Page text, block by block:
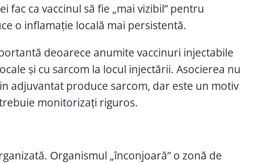
ca vaccinul să fie „mai vizibil” pentru
o inflamație locală mai persistentă.
deoarece anumite vaccinuri injectabile
și cu sarcom la locul injectării. Asocierea nu
adjuvantat produce sarcom, dar este un motiv
monitorizați riguros.
Organismul „înconjoară” o zonă de